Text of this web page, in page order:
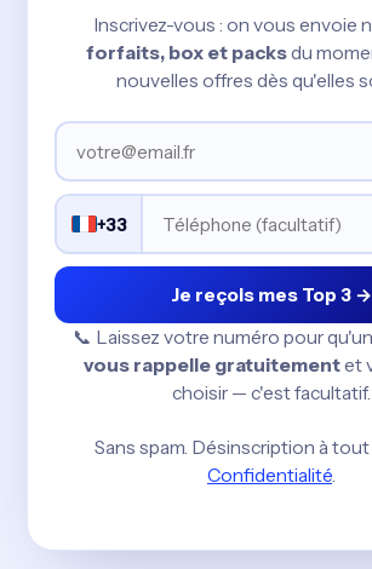
Inscrivez-vous : on vous envoie
forfaits, box et packsdu
nouvelles offres dès qu'elles
+33
Je reçois mes Top 3 →
📞 Laissez votre numéro pour qu'un
vous rappelle gratuitementet
choisir — c'est facultatif.
Sans spam. Désinscription à
Confidentialité.